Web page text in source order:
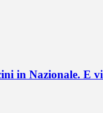
in Nazionale. E